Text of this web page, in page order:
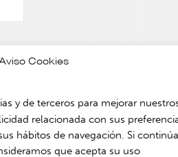
Cookies
y de terceros para mejorar
relacionada con sus
hábitos de navegación. Si continúa
que acepta su uso